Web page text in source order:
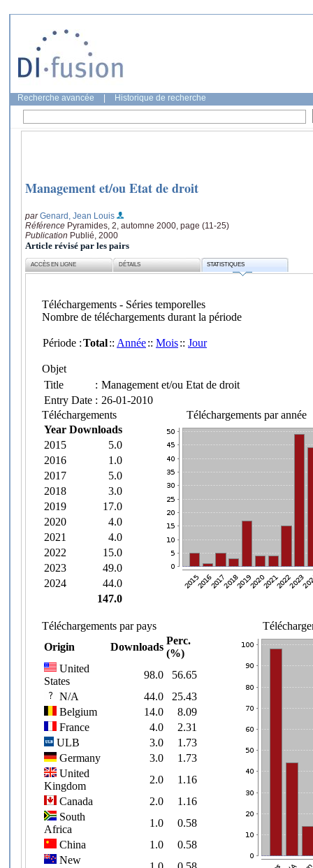
Recherche avancée Historique de recherche
Management et/ou Etat de droit
parGenard, Jean Louis
Référence Pyramides, 2, automne 2000, page (11-25)
Publication Publié, 2000
Article révisé par les pairs
ACCÈS EN LIGNE DÉTAILS STATISTIQUES